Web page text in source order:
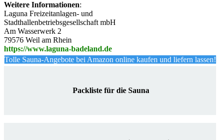
Weitere Informationen:
Laguna Freizeitanlagen- und
Stadthallenbetriebsgesellschaft mbH
Am Wasserwerk 2
79576 Weil am Rhein
https://www.laguna-badeland.de
Tolle Sauna-Angebote bei Amazon online kaufen und liefern lassen!
Packliste für die Sauna